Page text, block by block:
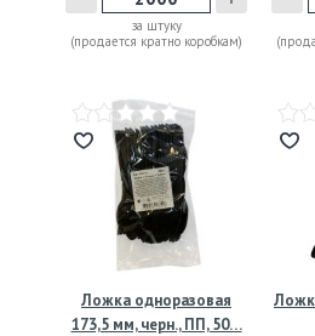
за штуку
(продается кратно коробкам)
Ложка одноразовая
173,5 мм, черн., ПП, 50…